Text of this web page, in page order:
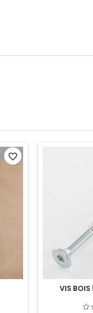
favorite_border
VIS BOIS